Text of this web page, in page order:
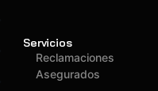
Servicios
Reclamaciones
Asegurados